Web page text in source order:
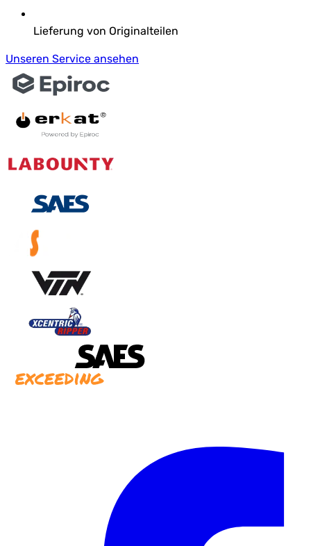
Lieferung von Originalteilen
Unseren Service ansehen